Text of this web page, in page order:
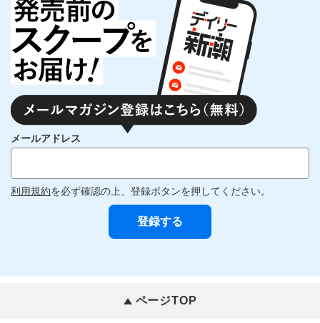
メールアドレス
利用規約を必ず確認の上、登録ボタンを押してください。
ページTOP